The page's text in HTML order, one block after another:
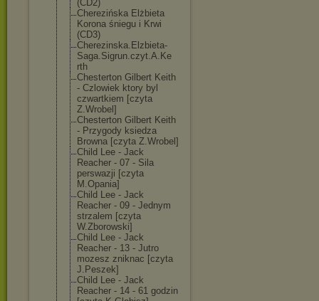
(CD2)
Cherezińska Elżbieta
Korona śniegu i Krwi
(CD3)
Cherezinska.El zbieta-
Saga.Sigrun.czyt.A.Ke
rth
Chesterton Gilbert Keith
- Czlowiek ktory byl
czwartkiem [czyta
Z.Wrobel]
Chesterton Gilbert Keith
- Przygody ksiedza
Browna [czyta Z.Wrobel]
Child Lee - Jack
Reacher - 07 - Sila
perswazji [czyta
M.Opania]
Child Lee - Jack
Reacher - 09 - Jednym
strzalem [czyta
W.Zborowski]
Child Lee - Jack
Reacher - 13 - Jutro
mozesz zniknac [czyta
J.Peszek]
Child Lee - Jack
Reacher - 14 - 61 godzin